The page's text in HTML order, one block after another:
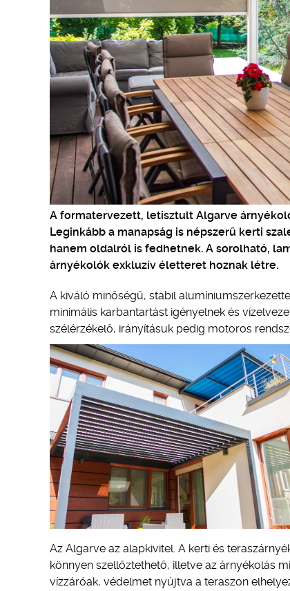
A formatervezett, letisztult Algarve
Leginkább a manapság is népszerű kerti
hanem oldalról is fedhetnek. A sorolható,
árnyékolók exkluzív életteret hoznak létre.
A kiváló minőségű, stabil
minimális karbantartást igényelnek és
szélérzékelő, irányításuk pedig motoros
Az Algarve az alapkivitel. A kerti és
könnyen szellőztethető, illetve az árnyékolás
vízzáróak, védelmet nyújtva a teraszon